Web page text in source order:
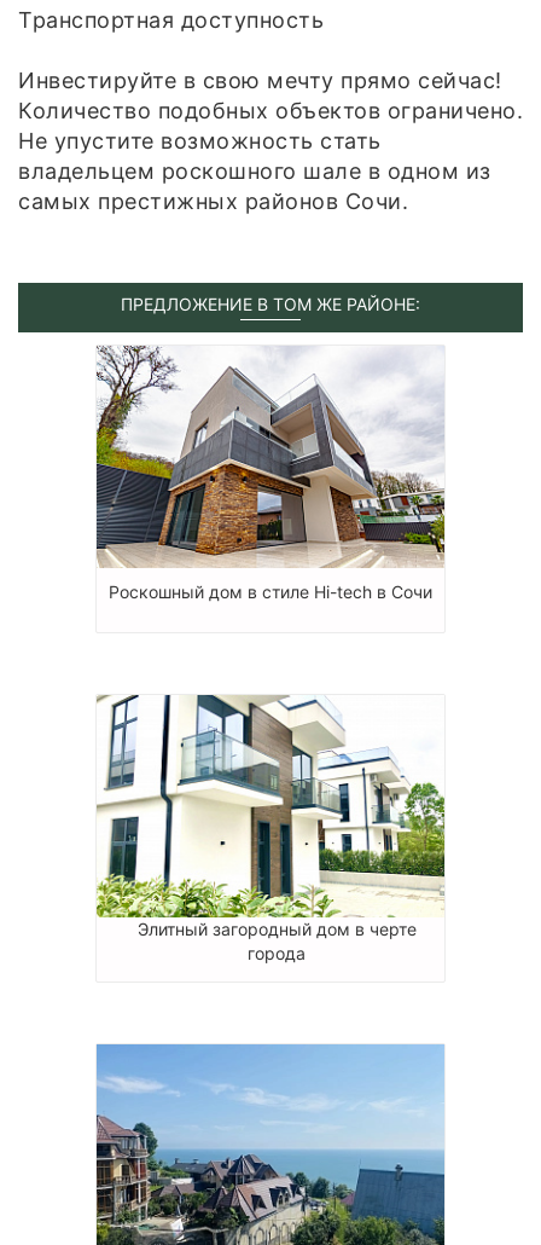
Транспортная доступность
Инвестируйте в свою мечту прямо сейчас!
Количество подобных объектов ограничено.
Не упустите возможность стать
владельцем роскошного шале в одном из
самых престижных районов Сочи.
ПРЕДЛОЖЕНИЕ В ТОМ ЖЕ РАЙОНЕ:
Роскошный дом в стиле Hi-tech в Сочи
Элитный загородный дом в черте
города